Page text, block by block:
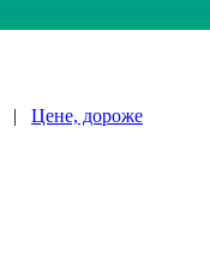
| Цене, дороже